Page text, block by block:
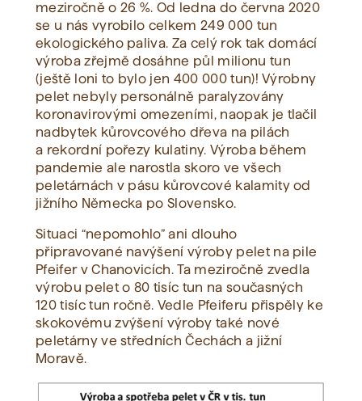
meziročně o 26 %. Od ledna do června 2020
se u nás vyrobilo celkem 249 000 tun
ekologického paliva. Za celý rok tak domácí
výroba zřejmě dosáhne půl milionu tun
(ještě loni to bylo jen 400 000 tun)! Výrobny
pelet nebyly personálně paralyzovány
koronavirovými omezeními, naopak je tlačil
nadbytek kůrovcového dřeva na pilách
a rekordní pořezy kulatiny. Výroba během
pandemie ale narostla skoro ve všech
peletárnách v pásu kůrovcové kalamity od
jižního Německa po Slovensko.
Situaci “nepomohlo” ani dlouho
připravované navýšení výroby pelet na pile
Pfeifer v Chanovicích. Ta meziročně zvedla
výrobu pelet o 80 tisíc tun na současných
120 tisíc tun ročně. Vedle Pfeiferu přispěly ke
skokovému zvýšení výroby také nové
peletárny ve středních Čechách a jižní
Moravě.